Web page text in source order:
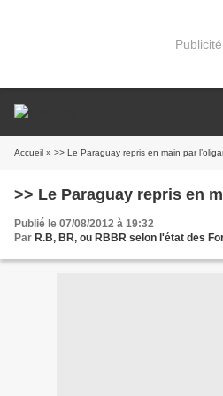
Publicité
Accueil » >> Le Paraguay repris en main par
>> Le Paraguay repris en
Publié le 07/08/2012 à 19:32
Par R.B, BR, ou RBBR selon l'état des